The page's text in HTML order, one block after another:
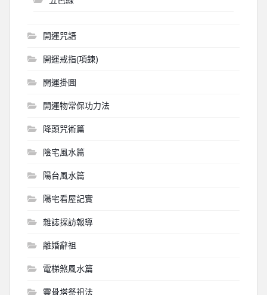
開運咒語
開運戒指(項鍊)
開運掛圖
開運物常保功力法
降頭咒術篇
陰宅風水篇
陽台風水篇
陽宅看屋記實
雜誌採訪報導
離婚辭祖
電梯煞風水篇
靈骨塔祭祖法